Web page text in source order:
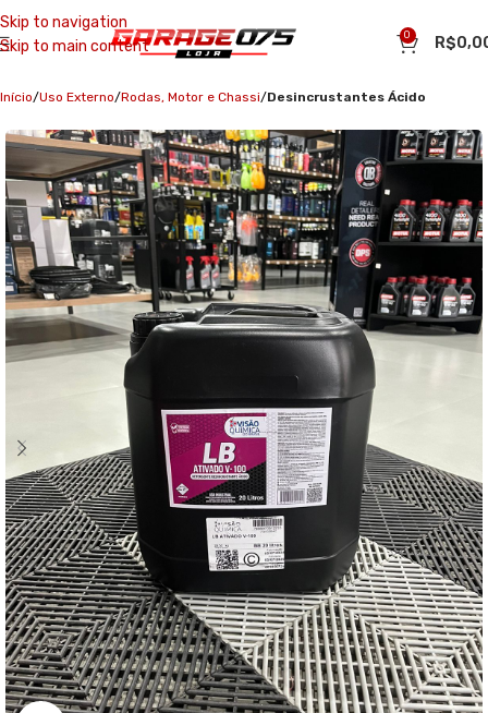
Skip to navigation
Skip to main content
0 R$
Início Uso Externo Rodas, Motor e Chassi Desincrustantes Ácido